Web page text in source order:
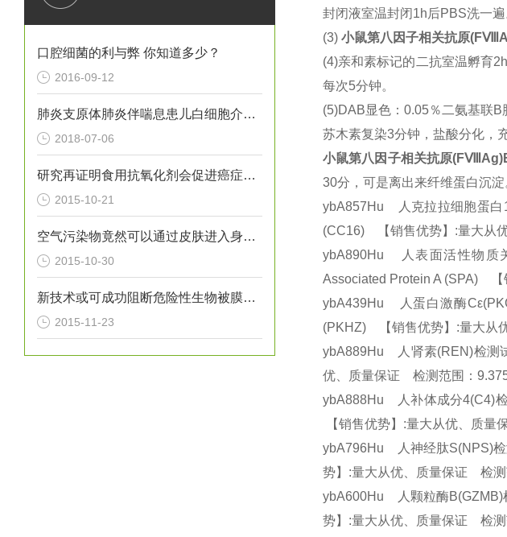
口腔细菌的利与弊 你知道多少？
2016-09-12
肺炎支原体肺炎伴喘息患儿白细胞介素13和内皮素1水平变化及意义
2018-07-06
研究再证明食用抗氧化剂会促进癌症转移
2015-10-21
空气污染物竟然可以通过皮肤进入身体？！
2015-10-30
新技术或可成功阻断危险性生物被膜引发的细菌感染
2015-11-23
封闭液室温封闭1h后PBS洗一遍
(3) 小鼠第八因子相关抗原
(4)亲和素标记的二抗室温孵育2h
每次5分钟。
(5)DAB显色： 0.05％二氨基联B
苏木素复染3分钟，盐酸分化，
小鼠第八因子相关抗原(FⅧAg)
30分，可是离出来纤维蛋白沉
ybA857Hu 人克拉拉细胞蛋白
(CC16) 【销售优势】:量大从
ybA890Hu 人表面活性物质
Associated Protein A (SPA)
ybA439Hu 人蛋白激酶
(PKHZ) 【销售优势】:量大从
ybA889Hu 人肾素(REN)检测
优、质量保证 检测范围：
ybA888Hu 人补体成分4(C4)
【销售优势】:量大从优、质
ybA796Hu 人神经肽S(NPS)
势】:量大从优、质量保证 检
ybA600Hu 人颗粒酶
势】:量大从优、质量保证 检